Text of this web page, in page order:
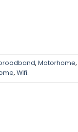
, Motorhome,
, Wifi.